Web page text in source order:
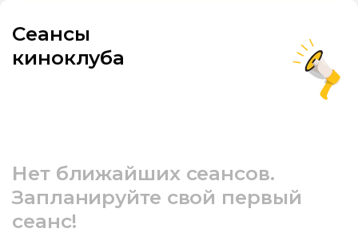
Сеансы
киноклуба
Нет ближайших сеансов.
Запланируйте свой первый
сеанс!